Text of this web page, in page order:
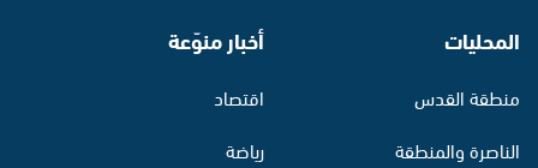
المحليات
منطقة القدس
الناصرة والمنطقة
أخبار منوّعة
اقتصاد
رياضة